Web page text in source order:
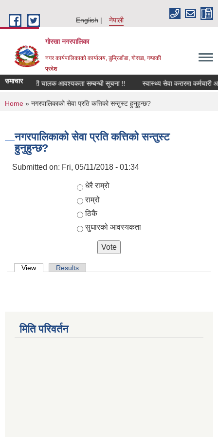
English
नेपाली
गोरखा नगरपालिका
नगर कार्यपालिकाको कार्यालय, डुम्रिडाँडा, गोरखा, गण्डकी
प्रदेश
समाचारसवारी चालक आवश्यकता सम्बन्धी सूचना !! स्वास्थ्य सेवा करारमा कर्मचारी
You are here
Home » नगरपालिकाको सेवा प्रति कत्तिको सन्तुस्ट हुनुहुन्छ?
नगरपालिकाको सेवा प्रति कत्तिको सन्तुस्ट
हुनुहुन्छ?
Submitted on: Fri, 05/11/2018 - 01:34
Choices
धेरै राम्रो
राम्रो
ठिकै
सुधारको आवस्यकता
Primary tabs
View (active tab)
Results
मिति परिवर्तन